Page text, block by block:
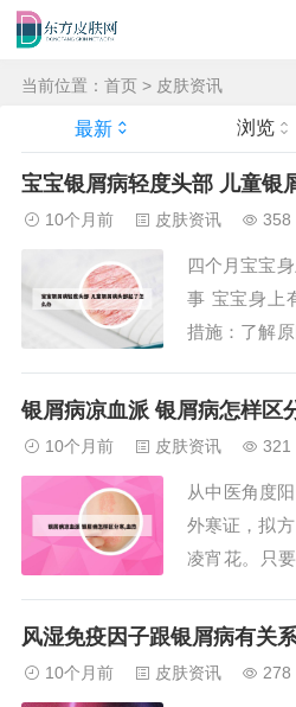
当前位置： 首页 > 皮肤资讯
最新 浏览
宝宝银屑病轻度头部 儿童银
10个月前 皮肤资讯 358
四个月宝宝
事 宝宝身上
措施：了解
以先尝试用
皮肤，避免
害等有害刺激
银屑病凉血派 银屑病怎样区
10个月前 皮肤资讯 321
从中医角度
外寒证，拟
凌宵花。只
疗，疗效确
风湿免疫因子跟银屑病有关
10个月前 皮肤资讯 278